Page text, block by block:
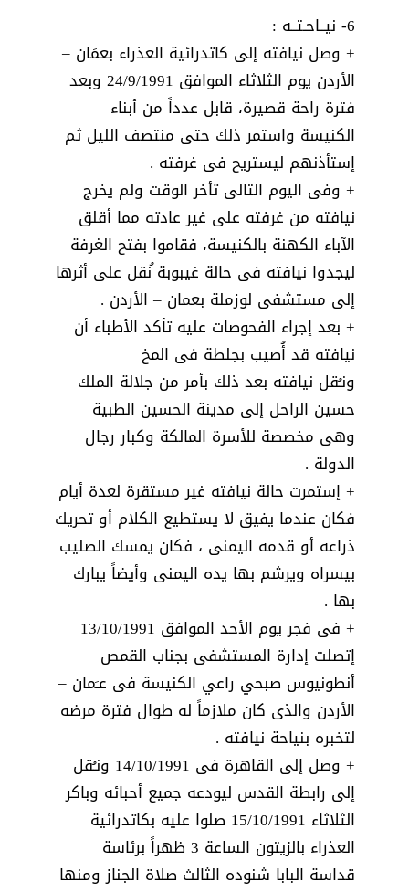
6- نيــاحـتــه :
+ وصل نيافته إلى كاتدرائية العذراء بعمَان –
الأردن يوم الثلاثاء الموافق 24/9/1991 وبعد
فترة راحة قصيرة، قابل عدداً من أبناء
الكنيسة واستمر ذلك حتى منتصف الليل ثم
إستأذنهم ليستريح فى غرفته .
+ وفى اليوم التالى تأخر الوقت ولم يخرج
نيافته من غرفته على غير عادته مما أقلق
الآباء الكهنة بالكنيسة، فقاموا بفتح الغرفة
ليجدوا نيافته فى حالة غيبوبة ُنقل على أثرها
إلى مستشفى لوزملة بعمان – الأردن .
+ بعد إجراء الفحوصات عليه تأكد الأطباء أن
نيافته قد أُصيب بجلطة فى المخ
ونـُقل نيافته بعد ذلك بأمر من جلالة الملك
حسين الراحل إلى مدينة الحسين الطبية
وهى مخصصة للأسرة المالكة وكبار رجال
الدولة .
+ إستمرت حالة نيافته غير مستقرة لعدة أيام
فكان عندما يفيق لا يستطيع الكلام أو تحريك
ذراعه أو قدمه اليمنى ، فكان يمسك الصليب
بيسراه ويرشم بها يده اليمنى وأيضاً يبارك
بها .
+ فى فجر يوم الأحد الموافق 13/10/1991
إتصلت إدارة المستشفى بجناب القمص
أنطونيوس صبحي راعي الكنيسة فى عـَمان –
الأردن والذى كان ملازماً له طوال فترة مرضه
لتخبره بنياحة نيافته .
+ وصل إلى القاهرة فى 14/10/1991 ونـُقل
إلى رابطة القدس ليودعه جميع أحبائه وباكر
الثلاثاء 15/10/1991 صلوا عليه بكاتدرائية
العذراء بالزيتون الساعة 3 ظهراً برئاسة
قداسة البابا شنوده الثالث صلاة الجناز ومنها